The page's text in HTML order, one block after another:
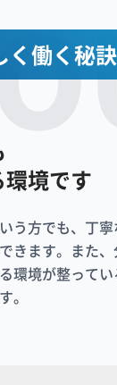
く働く秘
境です
う方でも、丁
きます。また
環境が整って
。